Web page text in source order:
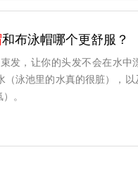
和布泳帽哪个更舒服？
发，让你的头发不会在水中
泳池里的水真的很脏），以
。